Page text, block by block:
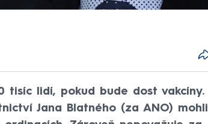
tisíc lidí, pokud bude dost vakcíny.
Jana Blatného (za ANO) mohli